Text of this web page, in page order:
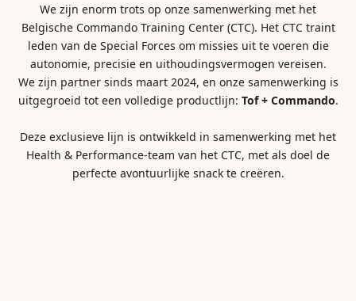
We zijn enorm trots op onze samenwerking met het
Belgische Commando Training Center (CTC). Het CTC traint
leden van de Special Forces om missies uit te voeren die
autonomie, precisie en uithoudingsvermogen vereisen.
We zijn partner sinds maart 2024, en onze samenwerking is
uitgegroeid tot een volledige productlijn: Tof + Commando.
Deze exclusieve lijn is ontwikkeld in samenwerking met het
Health & Performance-team van het CTC, met als doel de
perfecte avontuurlijke snack te creëren.